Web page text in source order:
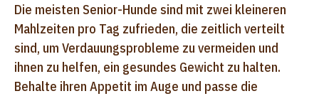
Die meisten Senior-Hunde sind mit zwei kleineren
Mahlzeiten pro Tag zufrieden, die zeitlich verteilt
sind, um Verdauungsprobleme zu vermeiden und
ihnen zu helfen, ein gesundes Gewicht zu halten.
Behalte ihren Appetit im Auge und passe die